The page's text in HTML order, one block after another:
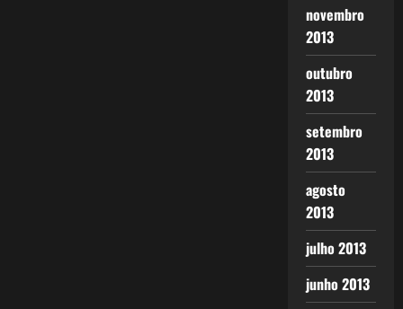
novembro
2013
outubro
2013
setembro
2013
agosto
2013
julho 2013
junho 2013